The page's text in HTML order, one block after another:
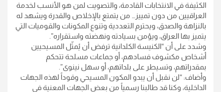
الكثيفة في الانتخابات القادمة، والتصويت لمن هو الأنسب لخدمة
العراقيين من دون تمييز… من يتمتع بالإخلاص والقدرة ويشهد له
بالنزاهة والصدق، ويحترم التعددية وتنوع المكونات والقوميات التي
يتميز بها العراق، ويؤمن بسيادته ونهضته واستقراره”.
وشدد على أن “الكنيسة الكلدانية ترفض أن يُمثّل المسيحيين
أشخاص مكشوف فسادهم، أو جماعات مسلحة تتحكم
بمقدراتهم، وتسيطر على بلداتهم، أو سهل نينوى”.
وأضاف: “لن نقبل أن يبدو المكون المسيحي وقوداً لهذه الجهات
الداخلية، وكنا قد طالبنا رسمياً من بعض الجهات المعنية في